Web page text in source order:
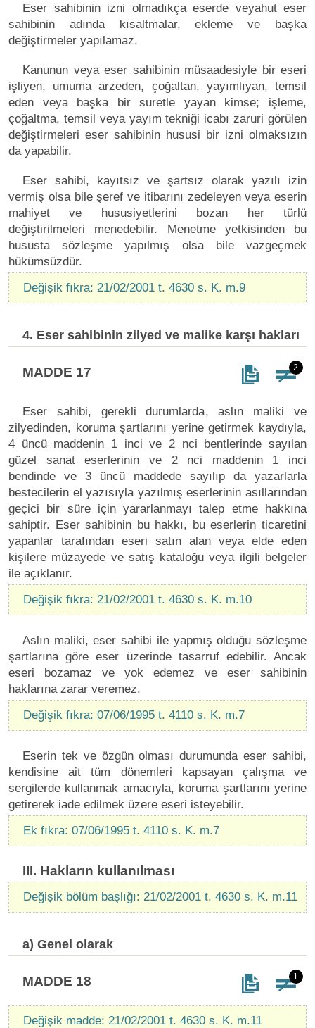
Eser sahibinin izni olmadıkça eserde veyahut eser
sahibinin adında kısaltmalar, ekleme ve başka
değiştirmeler yapılamaz.
Kanunun veya eser sahibinin müsaadesiyle bir eseri
işliyen, umuma arzeden, çoğaltan, yayımlıyan, temsil
eden veya başka bir suretle yayan kimse; işleme,
çoğaltma, temsil veya yayım tekniği icabı zaruri görülen
değiştirmeleri eser sahibinin hususi bir izni olmaksızın
da yapabilir.
Eser sahibi, kayıtsız ve şartsız olarak yazılı izin
vermiş olsa bile şeref ve itibarını zedeleyen veya eserin
mahiyet ve hususiyetlerini bozan her türlü
değiştirilmeleri menedebilir. Menetme yetkisinden bu
hususta sözleşme yapılmış olsa bile vazgeçmek
hükümsüzdür.
Değişik fıkra: 21/02/2001 t. 4630 s. K. m.9
4. Eser sahibinin zilyed ve malike karşı hakları
MADDE 17 2
Eser sahibi, gerekli durumlarda, aslın maliki ve
zilyedinden, koruma şartlarını yerine getirmek kaydıyla,
4 üncü maddenin 1 inci ve 2 nci bentlerinde sayılan
güzel sanat eserlerinin ve 2 nci maddenin 1 inci
bendinde ve 3 üncü maddede sayılıp da yazarlarla
bestecilerin el yazısıyla yazılmış eserlerinin asıllarından
geçici bir süre için yararlanmayı talep etme hakkına
sahiptir. Eser sahibinin bu hakkı, bu eserlerin ticaretini
yapanlar tarafından eseri satın alan veya elde eden
kişilere müzayede ve satış kataloğu veya ilgili belgeler
ile açıklanır.
Değişik fıkra: 21/02/2001 t. 4630 s. K. m.10
Aslın maliki, eser sahibi ile yapmış olduğu sözleşme
şartlarına göre eser üzerinde tasarruf edebilir. Ancak
eseri bozamaz ve yok edemez ve eser sahibinin
haklarına zarar veremez.
Değişik fıkra: 07/06/1995 t. 4110 s. K. m.7
Eserin tek ve özgün olması durumunda eser sahibi,
kendisine ait tüm dönemleri kapsayan çalışma ve
sergilerde kullanmak amacıyla, koruma şartlarını yerine
getirerek iade edilmek üzere eseri isteyebilir.
Ek fıkra: 07/06/1995 t. 4110 s. K. m.7
III. Hakların kullanılması
Değişik bölüm başlığı: 21/02/2001 t. 4630 s. K. m.11
a) Genel olarak
MADDE 18 1
Değişik madde: 21/02/2001 t. 4630 s. K. m.11